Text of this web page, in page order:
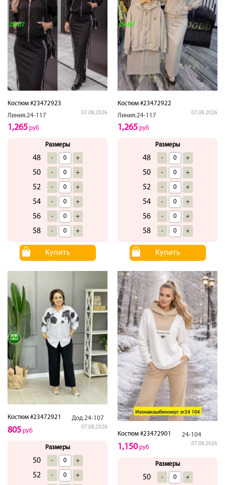
Костюм #23472923
Линия.24-117
07.08.2026
1,265 руб
Размеры
48 - +
50 - +
52 - +
54 - +
56 - +
58 - +
Купить
Костюм #23472922
Линия.24-117
07.08.2026
1,265 руб
Размеры
48 - +
50 - +
52 - +
54 - +
56 - +
58 - +
Купить
Костюм #23472921 Дод.24-107
07.08.2026
805 руб
Размеры
50 - +
52 - +
Костюм #23472901 24-104
07.08.2026
1,150руб
Размеры
50 - +